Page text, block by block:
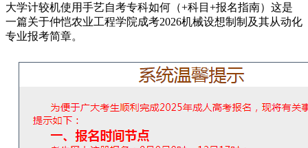
大学计较机使用手艺自考专科如何（+科目+报名指南）这是
一篇关于仲恺农业工程学院成考2026机械设想制制及其从动化
专业报考简章。